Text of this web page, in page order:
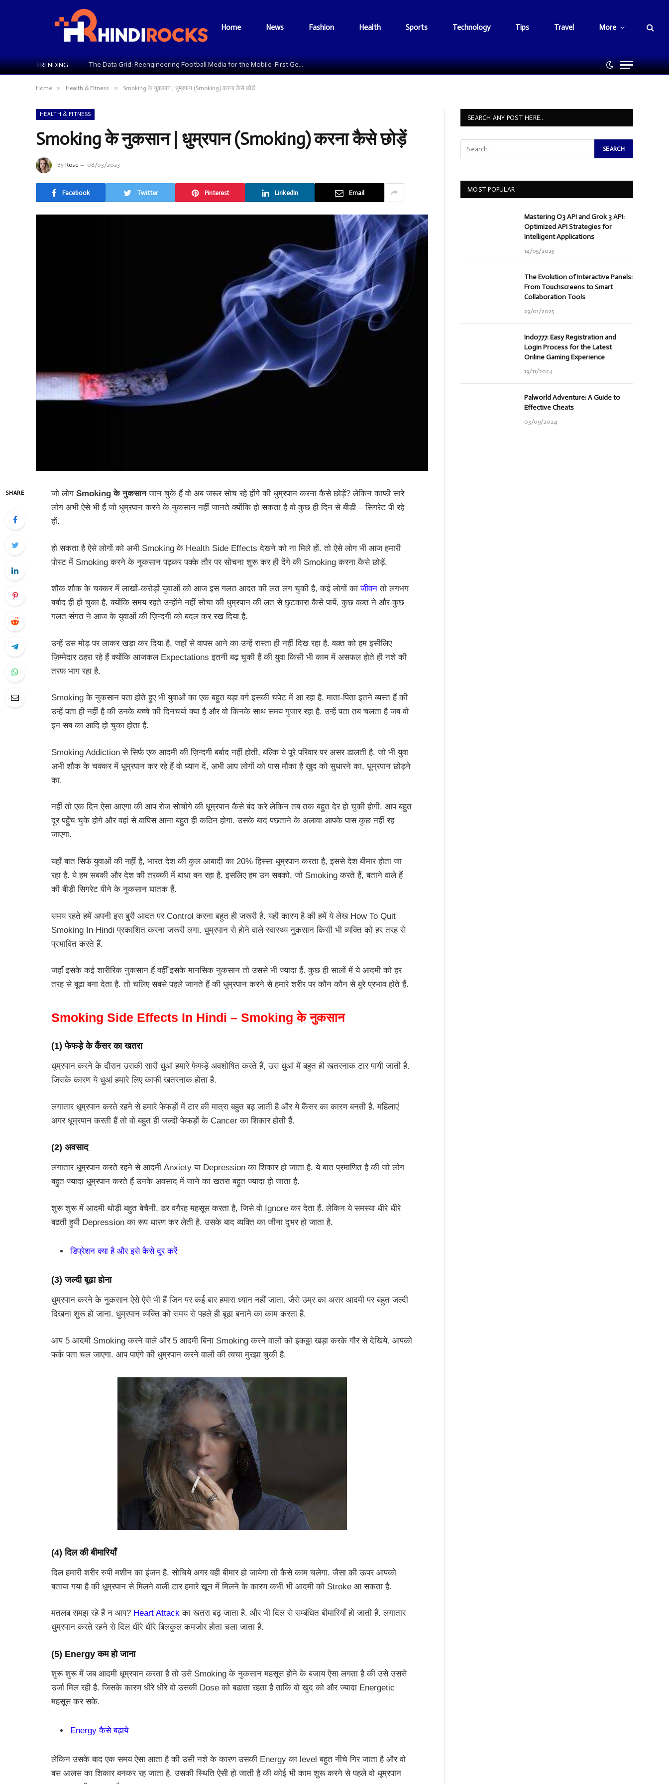
Home News Fashion Health Sports Technology Tips Travel More
TRENDING The Data Grid: Reengineering Football Media for the Mobile-First Generation
Home » Health & Fitness » Smoking के नुकसान | धुम्रपान (Smoking) करना कैसे छोड़ें
HEALTH & FITNESS
Smoking के नुकसान | धुम्रपान (Smoking) करना कैसे छोड़ें
By Rose 08/03/2023
Facebook Twitter Pinterest LinkedIn Email
SHARE जो लोग Smoking के नुकसानजान चुके हैं वो अब जरूर सोच रहे होंगे की धुम्रपान करना कैसे छोड़ें? लेकिन काफी सारे
लोग अभी ऐसे भी हैं जो धुम्रपान करने के नुकसान नहीं जानते क्योंकि हो सकता है वो कुछ ही दिन से बीडी – सिगरेट पी रहे
हों.
हो सकता है ऐसे लोगों को अभी Smoking के Health Side Effects देखने को ना मिले हों. तो ऐसे लोग भी आज हमारी
पोस्ट में Smoking करने के नुकसान पढ़कर पक्के तौर पर सोचना शुरू कर ही देंगे की Smoking करना कैसे छोड़ें.
शौक शौक के चक्कर में लाखों-करोड़ों युवाओं को आज इस गलत आदत की लत लग चुकी है, कई लोगों काजीवन तो लगभग
बर्बाद ही हो चुका है, क्योंकि समय रहते उन्होंने नहीं सोचा की धुम्रपान की लत से छुटकारा कैसे पायें. कुछ वक़्त ने और कुछ
गलत संगत ने आज के युवाओं की ज़िन्दगी को बदल कर रख दिया है.
उन्हें उस मोड़ पर लाकर खड़ा कर दिया है, जहाँ से वापस आने का उन्हें रास्ता ही नहीं दिख रहा है. वक़्त को हम इसीलिए
ज़िम्मेदार ठहरा रहे हैं क्योंकि आजकल Expectations इतनी बढ़ चुकी हैं की युवा किसी भी काम में असफल होते ही नशे की
तरफ भाग रहा है.
Smoking के नुकसान पता होते हुए भी युवाओं का एक बहुत बड़ा वर्ग इसकी चपेट में आ रहा है. माता-पिता इतने व्यस्त हैं की
उन्हें पता ही नहीं है की उनके बच्चे की दिनचर्या क्या है और वो किनके साथ समय गुजार रहा है. उन्हें पता तब चलता है जब वो
इन सब का आदि हो चुका होता है.
Smoking Addiction से सिर्फ एक आदमी की ज़िन्दगी बर्बाद नहीं होती, बल्कि ये पूरे परिवार पर असर डालती है. जो भी युवा
अभी शौक के चक्कर में धूम्रपान कर रहे हैं वो ध्यान दें, अभी आप लोगों को पास मौका है खुद को सुधारने का, धूम्रपान छोड़ने
का.
नहीं तो एक दिन ऐसा आएगा की आप रोज सोचोगे की धूम्रपान कैसे बंद करे लेकिन तब तक बहुत देर हो चुकी होगी. आप बहुत
दूर पहुँच चुके होगे और वहां से वापिस आना बहुत ही कठिन होगा. उसके बाद पछताने के अलावा आपके पास कुछ नहीं रह
जाएगा.
यहाँ बात सिर्फ युवाओं की नहीं है, भारत देश की कुल आबादी का 20% हिस्सा धूम्रपान करता है, इससे देश बीमार होता जा
रहा है. ये हम सबकी और देश की तरक्की में बाधा बन रहा है. इसलिए हम उन सबको, जो Smoking करते हैं, बताने वाले हैं
की बीड़ी सिगरेट पीने के नुकसान घातक हैं.
समय रहते हमें अपनी इस बुरी आदत पर Control करना बहुत ही जरूरी है. यही कारण है की हमें ये लेख How To Quit
Smoking In Hindi प्रकाशित करना जरूरी लगा. धुम्रपान से होने वाले स्वास्थ्य नुकसान किसी भी व्यक्ति को हर तरह से
प्रभावित करते हैं.
जहाँ इसके कई शारीरिक नुकसान हैं वहीँ इसके मानसिक नुकसान तो उससे भी ज्यादा हैं. कुछ ही सालों में ये आदमी को हर
तरह से बूढा बना देता है. तो चलिए सबसे पहले जानते हैं की धुम्रपान करने से हमारे शरीर पर कौन कौन से बुरे प्रभाव होते हैं.
Smoking Side Effects In Hindi – Smoking के नुकसान
(1) फेफड़े के कैंसर का खतरा
धूम्रपान करने के दौरान उसकी सारी धुआं हमारे फेफड़े अवशोषित करते हैं, उस धुआं में बहुत ही खतरनाक टार पायी जाती है.
जिसके कारण ये धुआं हमारे लिए काफी खतरनाक होता है.
लगातार धूम्रपान करते रहने से हमारे फेफड़ों में टार की मात्रा बहुत बढ़ जाती है और ये कैंसर का कारण बनती है. महिलाएं
अगर धूम्रपान करती हैं तो वो बहुत ही जल्दी फेफड़ों के Cancer का शिकार होती हैं.
(2) अवसाद
लगातार धूम्रपान करते रहने से आदमी Anxiety या Depression का शिकार हो जाता है. ये बात प्रमाणित है की जो लोग
बहुत ज्यादा धूम्रपान करते हैं उनके अवसाद में जाने का खतरा बहुत ज्यादा हो जाता है.
शुरू शुरू में आदमी थोड़ी बहुत बेचैनी, डर वगैरह महसूस करता है, जिसे वो Ignore कर देता हैं. लेकिन ये समस्या धीरे धीरे
बढती हुयी Depression का रूप धारण कर लेती है. उसके बाद व्यक्ति का जीना दुभर हो जाता है.
डिप्रेशन क्या है और इसे कैसे दूर करें
(3) जल्दी बूढा होना
धुम्रपान करने के नुकसान ऐसे ऐसे भी हैं जिन पर कई बार हमारा ध्यान नहीं जाता. जैसे उम्र का असर आदमी पर बहुत जल्दी
दिखना शुरू हो जाना. धुम्रपान व्यक्ति को समय से पहले ही बूढा बनाने का काम करता है.
आप 5 आदमी Smoking करने वाले और 5 आदमी बिना Smoking करने वालों को इकठ्ठा खड़ा करके गौर से देखिये. आपको
फर्क पता चल जाएगा. आप पाएंगे की धुम्रपान करने वालों की त्वचा मुरझा चुकी है.
(4) दिल की बीमारियाँ
दिल हमारी शरीर रुपी मशीन का इंजन है. सोचिये अगर वही बीमार हो जायेगा तो कैसे काम चलेगा. जैसा की ऊपर आपको
बताया गया है की धूम्रपान से मिलने वाली टार हमारे खून में मिलने के कारण कभी भी आदमी को Stroke आ सकता है.
मतलब समझ रहे हैं न आप? Heart Attack का खतरा बढ़ जाता है. और भी दिल से सम्बंधित बीमारियाँ हो जाती हैं. लगातार
धुम्रपान करते रहने से दिल धीरे धीरे बिलकुल कमजोर होता चला जाता है.
(5) Energy कम हो जाना
शुरू शुरू में जब आदमी धूम्रपान करता है तो उसे Smoking के नुकसान महसूस होने के बजाय ऐसा लगता है की उसे उससे
उर्जा मिल रही है. जिसके कारण धीरे धीरे वो उसकी Dose को बढाता रहता है ताकि वो खुद को और ज्यादा Energetic
महसूस कर सके.
Energy कैसे बढ़ाये
लेकिन उसके बाद एक समय ऐसा आता है की उसी नशे के कारण उसकी Energy का level बहुत नीचे गिर जाता है और वो
बस आलस का शिकार बनकर रह जाता है. उसकी स्थिति ऐसी हो जाती है की कोई भी काम शुरू करने से पहले वो धूम्रपान
SEARCH ANY POST HERE..
MOST POPULAR
Mastering O3 API and Grok 3 API:
Optimized API Strategies for
Intelligent Applications
14/05/2025
The Evolution of Interactive Panels:
From Touchscreens to Smart
Collaboration Tools
29/01/2025
Indo777: Easy Registration and
Login Process for the Latest
Online Gaming Experience
19/11/2024
Palworld Adventure: A Guide to
Effective Cheats
03/09/2024